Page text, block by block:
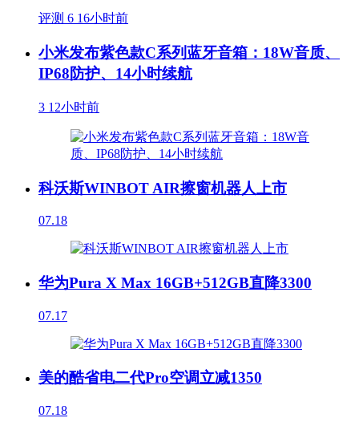
评测 6 16小时前
小米发布紫色款C系列蓝牙音箱：18W音质、
IP68防护、14小时续航
3 12小时前
科沃斯WINBOT AIR擦窗机器人上市
07.18
华为Pura X Max 16GB+512GB直降3300
07.17
美的酷省电二代Pro空调立减1350
07.18